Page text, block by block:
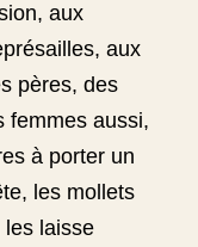
aux
aux
pères, des
femmes aussi,
à porter un
les mollets
les laisse